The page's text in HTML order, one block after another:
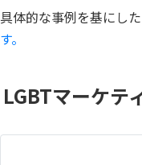
具体的な事例を基にし
す。
LGBTマーケテ